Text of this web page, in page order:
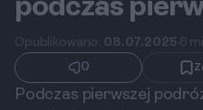
podczas
Opublikowano: 08.07.2025 6
0
Podczas pierwszej